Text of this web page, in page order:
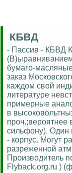
КБВД
- Пассив - КБВД
бумаго-
заказ
каждом свой
литературе
примерные
в
проч.;вероятнее
сильфону). Один
- корпус. Могут
разреженной
Производитель
Flyback.org.ru )